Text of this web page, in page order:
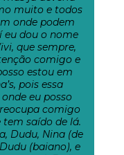
muito e todos
onde podem
eu dou o nome
que sempre,
comigo e
estou em
pois essa
eu posso
comigo
tem saído de lá.
Dudu, Nina (de
(baiano), e